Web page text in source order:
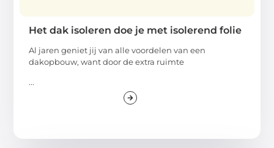
Het dak isoleren doe je met isolerend folie
Al jaren geniet jij van alle voordelen van een
dakopbouw, want door de extra ruimte
...